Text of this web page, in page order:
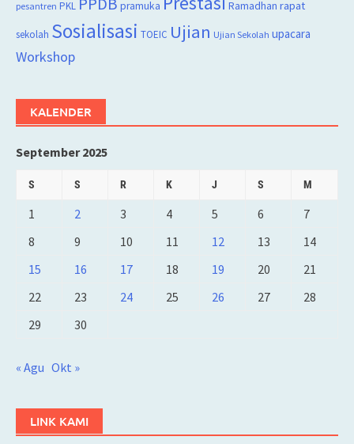
pesantren PKL PPDB pramuka Ramadhan rapat
sekolah Sosialisasi TOEIC Ujian Ujian Sekolah upacara
Workshop
KALENDER
September 2025
S S R K J S M
1 2 3 4 5 6
7
8
9 10 11 12 13
14
15
16 17 18 19 20
21
22
23 24 25 26 27
28
29
30
« Agu Okt »
LINK KAMI